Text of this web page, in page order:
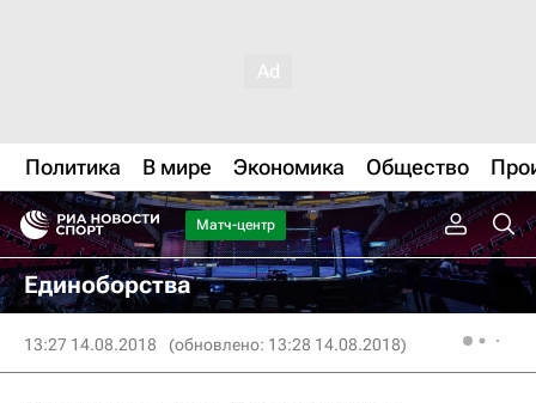
Политика В мире Экономика Общество
Матч-центр
Единоборства
13:27 14.08.2018 (обновлено: 13:28 14.08.2018)